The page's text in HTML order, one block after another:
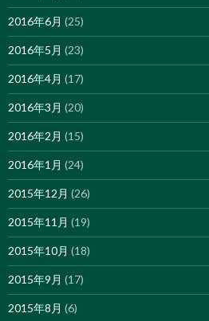
2016年6月 (25)
2016年5月 (23)
2016年4月 (17)
2016年3月 (20)
2016年2月 (15)
2016年1月 (24)
2015年12月 (26)
2015年11月 (19)
2015年10月 (18)
2015年9月 (17)
2015年8月 (6)